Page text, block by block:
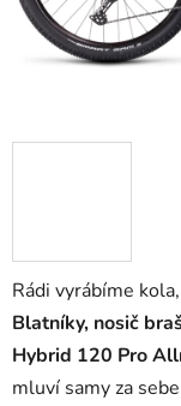
Rádi vyrábíme
Blatníky, nosič
Hybrid 120 Pro
mluví samy za